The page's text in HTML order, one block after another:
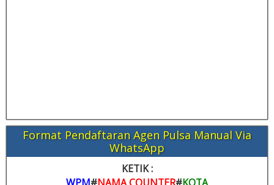
Format Pendaftaran Agen Pulsa Manual Via
WhatsApp
KETIK :